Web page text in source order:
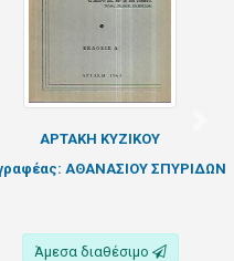
ΑΡΤΑΚΗ ΚΥΖΙΚΟΥ
ΑΘΑΝΑΣΙΟΥ ΣΠΥΡΙΔΩΝ
Άμεσα διαθέσιμο